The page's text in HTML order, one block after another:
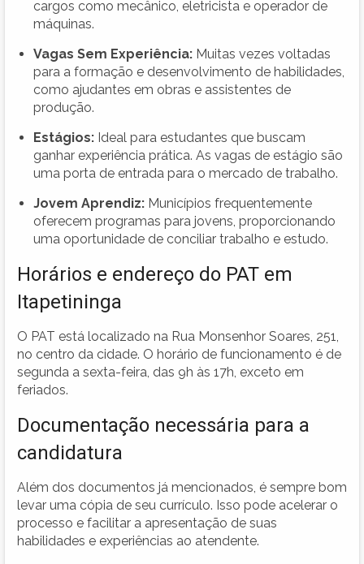
cargos como mecânico, eletricista e operador de
máquinas.
Vagas Sem Experiência: Muitas vezes voltadas
para a formação e desenvolvimento de habilidades,
como ajudantes em obras e assistentes de
produção.
Estágios: Ideal para estudantes que buscam
ganhar experiência prática. As vagas de estágio são
uma porta de entrada para o mercado de trabalho.
Jovem Aprendiz: Municípios frequentemente
oferecem programas para jovens, proporcionando
uma oportunidade de conciliar trabalho e estudo.
Horários e endereço do PAT em
Itapetininga
O PAT está localizado na Rua Monsenhor Soares, 251,
no centro da cidade. O horário de funcionamento é de
segunda a sexta-feira, das 9h às 17h, exceto em
feriados.
Documentação necessária para a
candidatura
Além dos documentos já mencionados, é sempre bom
levar uma cópia de seu currículo. Isso pode acelerar o
processo e facilitar a apresentação de suas
habilidades e experiências ao atendente.